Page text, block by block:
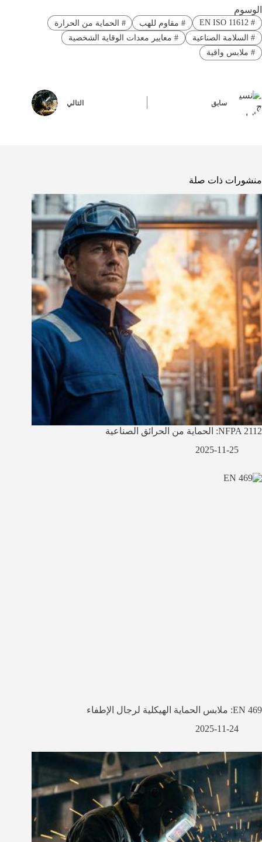
الوسوم
#
EN ISO 11612
#مقاوم للهب # الحماية من الحرارة
#السلامة الصناعية #معايير معدات الوقاية الشخصية
#ملابس واقية
سابق التالي
منشورات ذات صلة
NFPA 2112: الحماية من الحرائق الصناعية
2025-11-25
EN 469: ملابس الحماية الهيكلية لرجال الإطفاء
2025-11-24